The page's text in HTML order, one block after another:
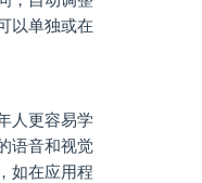
以单独或在
人更容易学
语音和视觉
如在应用程